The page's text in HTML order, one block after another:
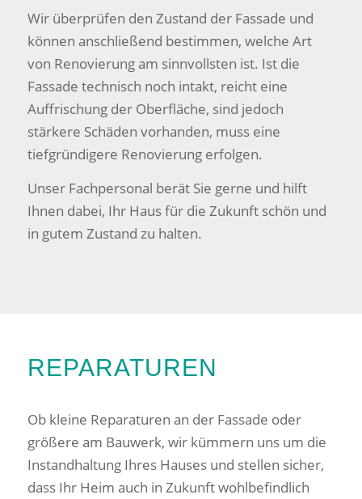
Wir überprüfen den Zustand der Fassade und
können anschließend bestimmen, welche Art
von Renovierung am sinnvollsten ist. Ist die
Fassade technisch noch intakt, reicht eine
Auffrischung der Oberfläche, sind jedoch
stärkere Schäden vorhanden, muss eine
tiefgründigere Renovierung erfolgen.
Unser Fachpersonal berät Sie gerne und hilft
Ihnen dabei, Ihr Haus für die Zukunft schön und
in gutem Zustand zu halten.
REPARATUREN
Ob kleine Reparaturen an der Fassade oder
größere am Bauwerk, wir kümmern uns um die
Instandhaltung Ihres Hauses und stellen sicher,
dass Ihr Heim auch in Zukunft wohlbefindlich